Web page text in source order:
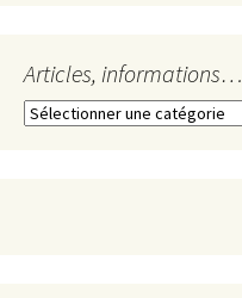
Articles, informations…
Articles,